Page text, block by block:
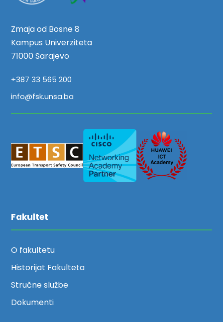
Zmaja od Bosne 8
Kampus Univerziteta
71000 Sarajevo
+387 33 565 200
info@fsk.unsa.ba
Fakultet
O fakultetu
Historijat Fakulteta
Stručne službe
Dokumenti